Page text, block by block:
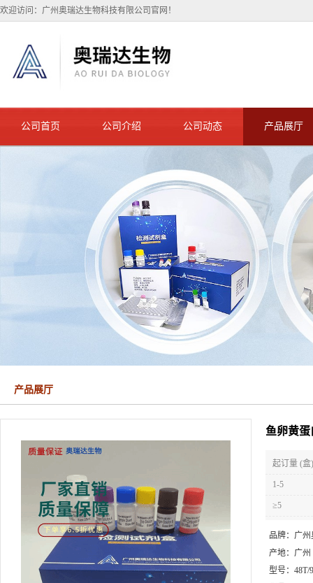
欢迎访问：广州奥瑞达生物科技有限公司官网！
公司首页 公司介绍 公司动态 产品展厅
产品展厅
鱼卵黄
起订量 (盒)
1-5
≥5
品牌： 广州
产地： 广州
型号： 48T/